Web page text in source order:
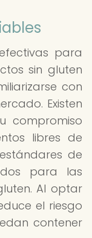
para
sin gluten
con
Existen
compromiso
libres de
de
para las
Al optar
el riesgo
contener